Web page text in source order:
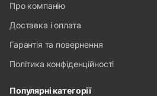
Про компанію
Доставка і оплата
Гарантія та повернення
Політика конфіденційності
Популярні категорії